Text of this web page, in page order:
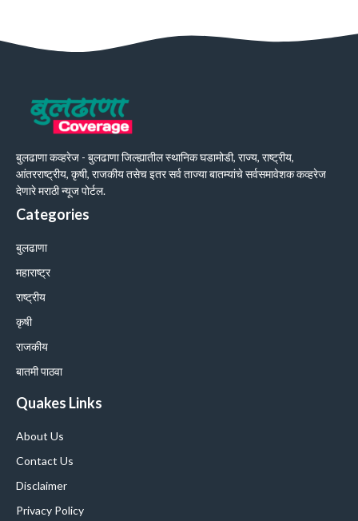
बुलढाणा कव्हरेज - बुलढाणा जिल्ह्यातील स्थानिक घडामोडी, राज्य, राष्ट्रीय,
आंतरराष्ट्रीय, कृषी, राजकीय तसेच इतर सर्व ताज्या बातम्यांचे सर्वसमावेशक कव्हरेज
देणारे मराठी न्यूज पोर्टल.
Categories
बुलढाणा
महाराष्ट्र
राष्ट्रीय
कृषी
राजकीय
बातमी पाठवा
Quakes Links
About Us
Contact Us
Disclaimer
Privacy Policy